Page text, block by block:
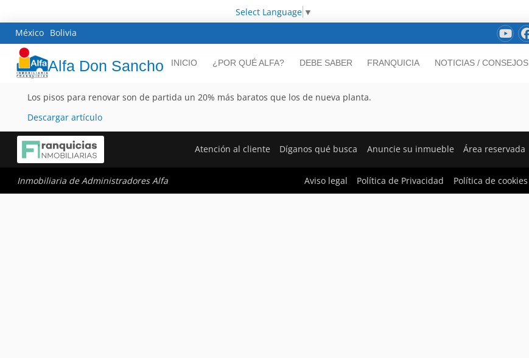
Select Language ▼
México Bolivia
Alfa Don Sancho INICIO ¿POR QUÉ ALFA? DEBE SABER FRANQUICIA NOTICIAS / CONSEJOS
Los pisos para renovar son de partida un 20% más baratos que los de nueva planta.
Descargar artículo
Atención al cliente Díganos qué busca Anuncie su inmueble Área reservada
Inmobiliaria de Administradores Alfa Aviso legal Política de Privacidad Política de cookies